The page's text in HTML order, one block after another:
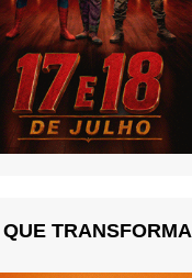
TRANSFORMA